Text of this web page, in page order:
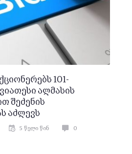
101-
ალმასის
შეძენის
აძლევს
5 წელი წინ 0